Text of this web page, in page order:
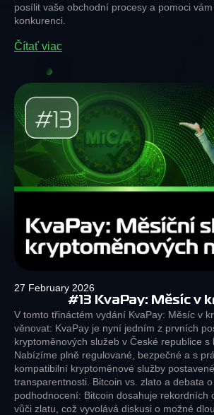
posílit vaše obchodní procesy a pomoci
konkurenci.
Čítať viac
27 February 2026
#13 KvaPay: Měsíc v
V tomto třináctém vydání KvaPay: Měsíc v
věnovat: KvaPay je nyní jedním z prvních
kryptoměnových služeb v České republice s
Nabízíme plně regulované, bezpečné a s
kompatibilní kryptoměnové služby
transparentnosti. Bitcoin vs. zlato a debata
podhodnocení: Bitcoin dosahuje rekordních
vůči zlatu, což vyvolává diskusi o možné